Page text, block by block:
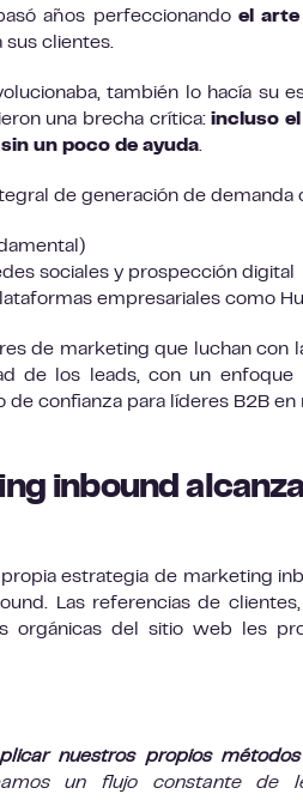
años perfeccionando el
sus clientes.
también lo hacía su
una brecha crítica:incluso
un poco de ayuda.
de generación de demanda
sociales y prospección digital
empresariales como
de marketing que luchan con
de los leads, con un enfoque
confianza para líderes B2B
inbound
estrategia de marketing
Las referencias de
orgánicas del sitio web les
nuestros propios
un flujo constante de